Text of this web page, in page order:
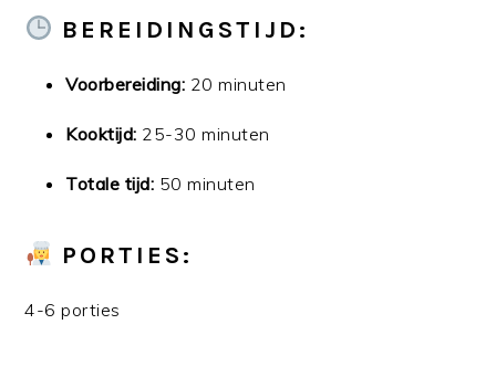
BEREIDINGSTIJD:
Voorbereiding: 20 minuten
Kooktijd: 25-30 minuten
Totale tijd: 50 minuten
PORTIES:
4-6 porties